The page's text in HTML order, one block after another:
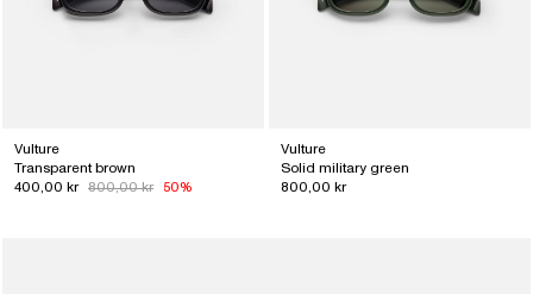
Vulture
Transparent brown
400,00 kr
800,00 kr 50%
Vulture
Solid military green
800,00 kr